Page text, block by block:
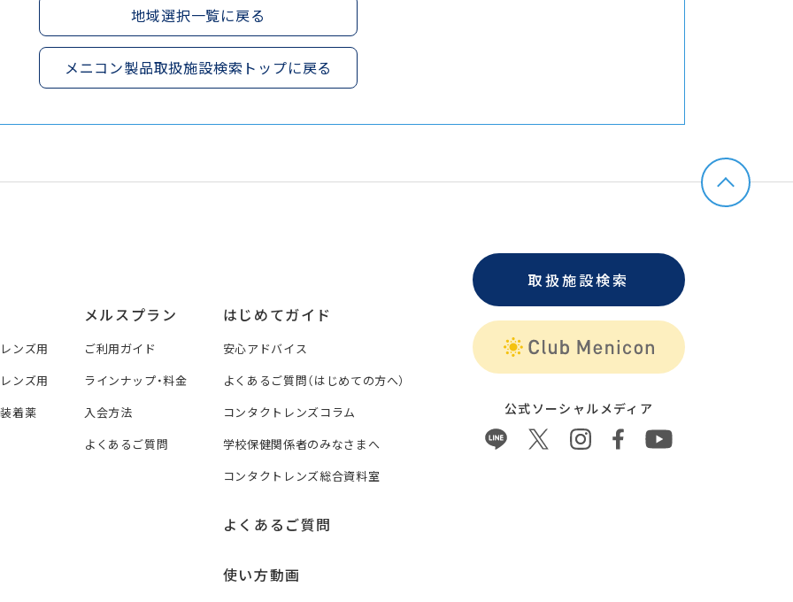
地域選択一覧に戻る
メニコン製品取扱施設検索トップに戻る
ンズ用
ンズ用
着薬
メルスプラン
ご利用ガイド
ラインナップ・料金
入会方法
よくあるご質問
はじめてガイド
安心アドバイス
よくあるご質問（はじめての方へ）
コンタクトレンズコラム
学校保健関係者のみなさまへ
コンタクトレンズ総合資料室
よくあるご質問
使い方動画
取扱施設検索
公式ソーシャルメディア